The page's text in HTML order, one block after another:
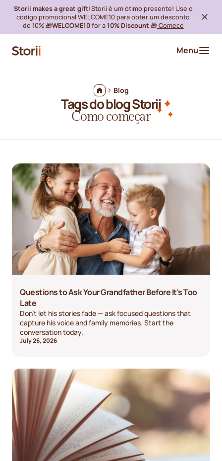
Storii makes a great gift!Storii é um ótimo presente! Use o
código promocional WELCOME10 para obter um desconto
de 10% 🎁WELCOME10for a10% Discount 🎁 Comece
Menu
Blog
Tags do blog Storii
Como começar
Questions to Ask Your Grandfather Before It's Too
Late
Don't let his stories fade — ask focused questions that
capture his voice and family memories. Start the
conversation today.
July 26, 2026